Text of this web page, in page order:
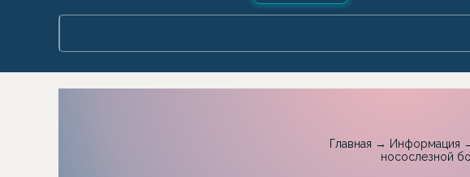
Главная → Информация
носослезной